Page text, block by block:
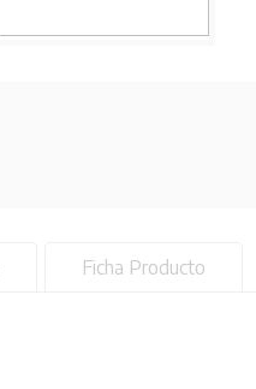
Ficha Producto